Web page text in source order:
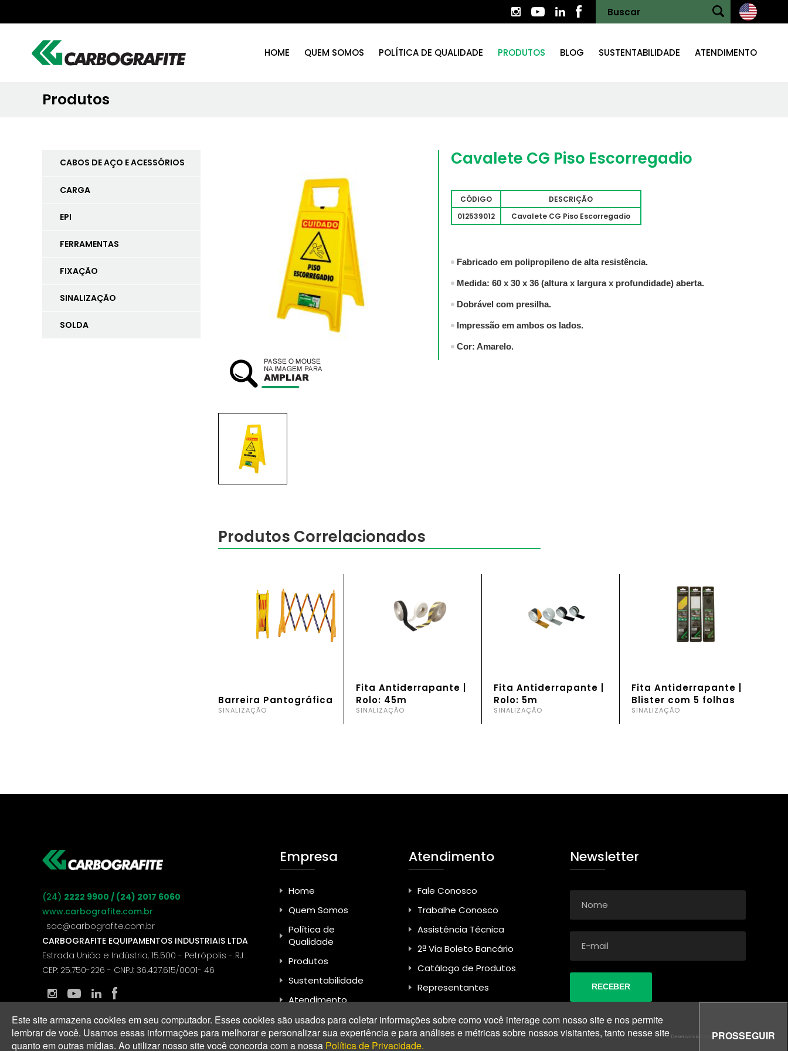
HOME QUEM SOMOS POLÍTICA DE QUALIDADE PRODUTOS BLOG SUSTENTABILIDADE ATENDIMENTO
Produtos
CABOS DE AÇO E ACESSÓRIOS
CARGA
EPI
FERRAMENTAS
FIXAÇÃO
SINALIZAÇÃO
SOLDA
Cavalete CG Piso Escorregadio
CÓDIGO
DESCRIÇÃO
012539012
Cavalete CG Piso Escorregadio
Fabricado em polipropileno de alta resistência.
Medida: 60 x 30 x 36 (altura x largura x profundidade) aberta.
Dobrável com presilha.
Impressão em ambos os lados.
Cor: Amarelo.
Produtos Correlacionados
Barreira Pantográfica
SINALIZAÇÃO
Fita Antiderrapante |
Rolo: 45m
SINALIZAÇÃO
Fita Antiderrapante |
Rolo: 5m
SINALIZAÇÃO
Fita Antiderrapante |
Blister com 5 folhas
SINALIZAÇÃO
Este site armazena cookies em seu computador. Esses cookies são usados para coletar informações sobre como você interage com nosso site e nos permite
lembrar de você. Usamos essas informações para melhorar e personalizar sua experiência e para análises e métricas sobre nossos visitantes, tanto nesse site
quanto em outras mídias. Ao utilizar nosso site você concorda com a nossa Política de Privacidade.
PROSSEGUIR
(24) 2222 9900 / (24) 2017 6060
www.carbografite.com.br
sac@carbografite.com.br
CARBOGRAFITE EQUIPAMENTOS INDUSTRIAIS LTDA
Estrada União e Indústria, 15.500 - Petrópolis - RJ
CEP: 25.750-226 - CNPJ: 36.427.615/0001- 46
Empresa
Home
Quem Somos
Política de
Qualidade
Produtos
Sustentabilidade
Atendimento
Atendimento
Fale Conosco
Trabalhe Conosco
Assistência Técnica
2ª Via Boleto Bancário
Catálogo de Produtos
Representantes
Newsletter